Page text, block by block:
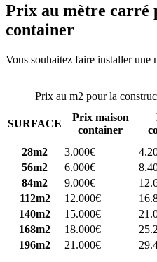
Prix au mètre carré
container
Vous souhaitez faire installer une
Prix au m2 pour la
SURFACE
Prix maison
container
28m2
3.000€
56m2
6.000€
84m2
9.000€
112m2
12.000€
140m2
15.000€
168m2
18.000€
196m2
21.000€